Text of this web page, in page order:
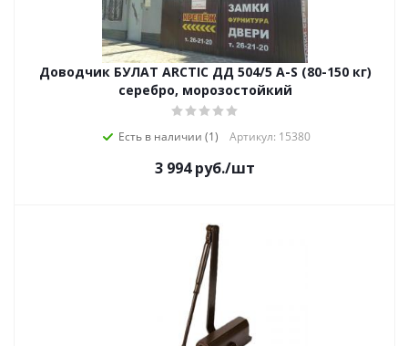
Доводчик БУЛАТ ARCTIC ДД 504/5 A-S (80-150 кг)
серебро, морозостойкий
Есть в наличии (1) Артикул: 15380
3 994руб./шт